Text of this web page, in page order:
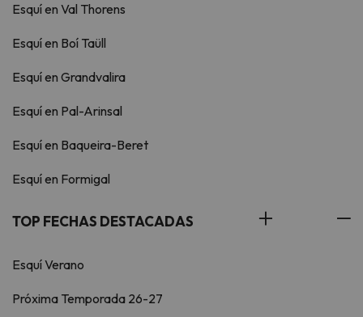
Esquí en Val Thorens
Esquí en Boí Taüll
Esquí en Grandvalira
Esquí en Pal-Arinsal
Esquí en Baqueira-Beret
Esquí en Formigal
TOP FECHAS DESTACADAS
Esquí Verano
Próxima Temporada 26-27